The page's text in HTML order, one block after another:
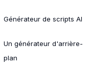
Générateur de scripts AI
Un générateur d'arrière-
plan